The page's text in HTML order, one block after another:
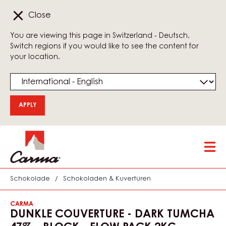
Close
You are viewing this page in Switzerland - Deutsch.
Switch regions if you would like to see the content for
your location.
to
main
content
Schokolade / Schokoladen & Kuvertüren
CARMA
DUNKLE COUVERTURE - DARK TUMCHA